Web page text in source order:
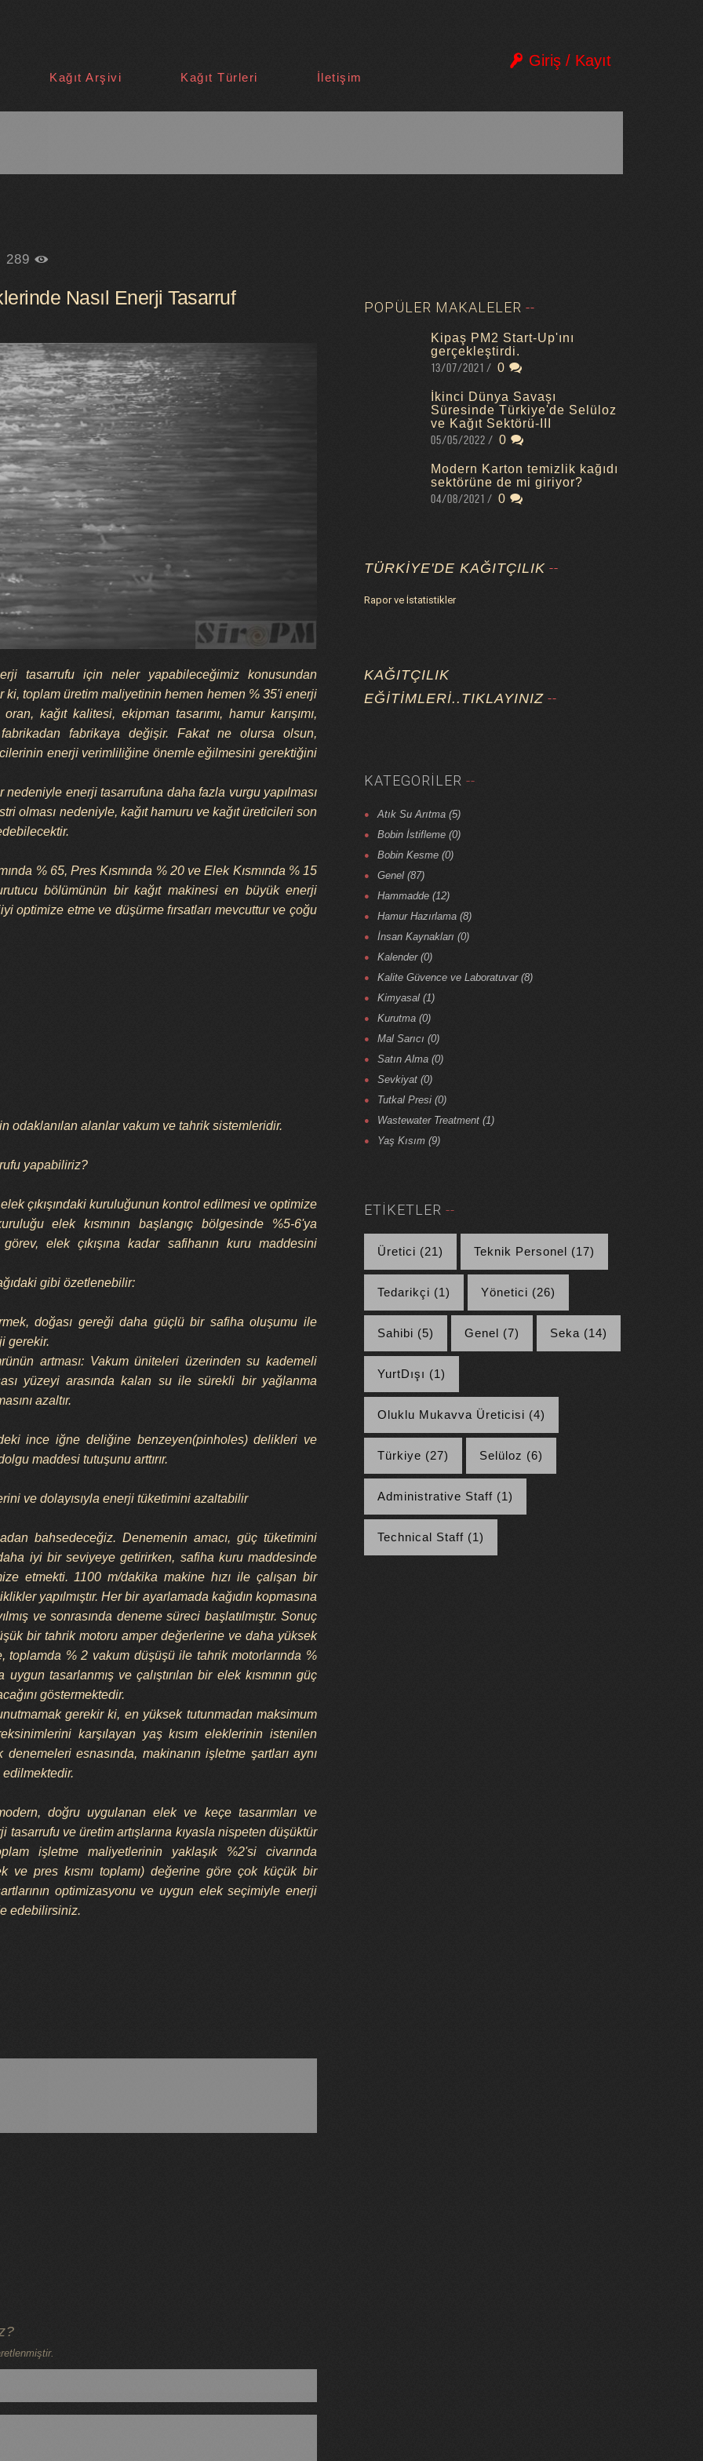
Giriş / Kayıt
Kağıt Arşivi Kağıt Türleri İletişim
289
Nasıl Enerji Tasarruf
tasarrufu için neler yapabileceğimiz konusundan
toplam üretim maliyetinin hemen hemen % 35'i enerji
kağıt kalitesi, ekipman tasarımı, hamur karışımı,
fabrikaya değişir. Fakat ne olursa olsun,
enerji verimliliğine önemle eğilmesini gerektiğini
nedeniyle enerji tasarrufuna daha fazla vurgu yapılması
olması nedeniyle, kağıt hamuru ve kağıt üreticileri son
% 65, Pres Kısmında % 20 ve Elek Kısmında % 15
bölümünün bir kağıt makinesi en büyük enerji
optimize etme ve düşürme fırsatları mevcuttur ve çoğu
odaklanılan alanlar vakum ve tahrik sistemleridir.
yapabiliriz?
çıkışındaki kuruluğunun kontrol edilmesi ve optimize
elek kısmının başlangıç bölgesinde %5-6'ya
elek çıkışına kadar safihanın kuru maddesini
gibi özetlenebilir:
doğası gereği daha güçlü bir safiha oluşumu ile
gerekir.
artması: Vakum üniteleri üzerinden su kademeli
yüzeyi arasında kalan su ile sürekli bir yağlanma
azaltır.
ince iğne deliğine benzeyen(pinholes) delikleri ve
maddesi tutuşunu arttırır.
ve dolayısıyla enerji tüketimini azaltabilir
bahsedeceğiz. Denemenin amacı, güç tüketimini
iyi bir seviyeye getirirken, safiha kuru maddesinde
etmekti. 1100 m/dakika makine hızı ile çalışan bir
yapılmıştır. Her bir ayarlamada kağıdın kopmasına
ve sonrasında deneme süreci başlatılmıştır. Sonuç
bir tahrik motoru amper değerlerine ve daha yüksek
% 2 vakum düşüşü ile tahrik motorlarında %
tasarlanmış ve çalıştırılan bir elek kısmının güç
göstermektedir.
gerekir ki, en yüksek tutunmadan maksimum
karşılayan yaş kısım eleklerinin istenilen
esnasında, makinanın işletme şartları aynı
edilmektedir.
doğru uygulanan elek ve keçe tasarımları ve
ve üretim artışlarına kıyasla nispeten düşüktür
işletme maliyetlerinin yaklaşık %2'si civarında
ve pres kısmı toplamı) değerine göre çok küçük bir
optimizasyonu ve uygun elek seçimiyle enerji
edebilirsiniz.
POPÜLER MAKALELER
Kipaş PM2 Start-Up'ını
gerçekleştirdi.
13/07/2021
0
İkinci Dünya Savaşı
Süresinde Türkiye'de Selüloz
ve Kağıt Sektörü-III
05/05/2022
0
Modern Karton temizlik kağıdı
sektörüne de mi giriyor?
04/08/2021
0
TÜRKIYE'DE KAĞITÇILIK
Rapor ve İstatistikler
KAĞITÇILIK
EĞITIMLERI..TIKLAYINIZ
KATEGORILER
Atık Su Arıtma (5)
Bobin İstifleme (0)
Bobin Kesme (0)
Genel (87)
Hammadde (12)
Hamur Hazırlama (8)
İnsan Kaynakları (0)
Kalender (0)
Kalite Güvence ve Laboratuvar (8)
Kimyasal (1)
Kurutma (0)
Mal Sarıcı (0)
Satın Alma (0)
Sevkiyat (0)
Tutkal Presi (0)
Wastewater Treatment (1)
Yaş Kısım (9)
ETIKETLER
Üretici (21) Teknik Personel (17)
Tedarikçi (1) Yönetici (26)
Sahibi (5) Genel (7) Seka (14)
YurtDışı (1)
Oluklu Mukavva Üreticisi (4)
Türkiye (27) Selüloz (6)
Administrative Staff (1)
Technical Staff (1)